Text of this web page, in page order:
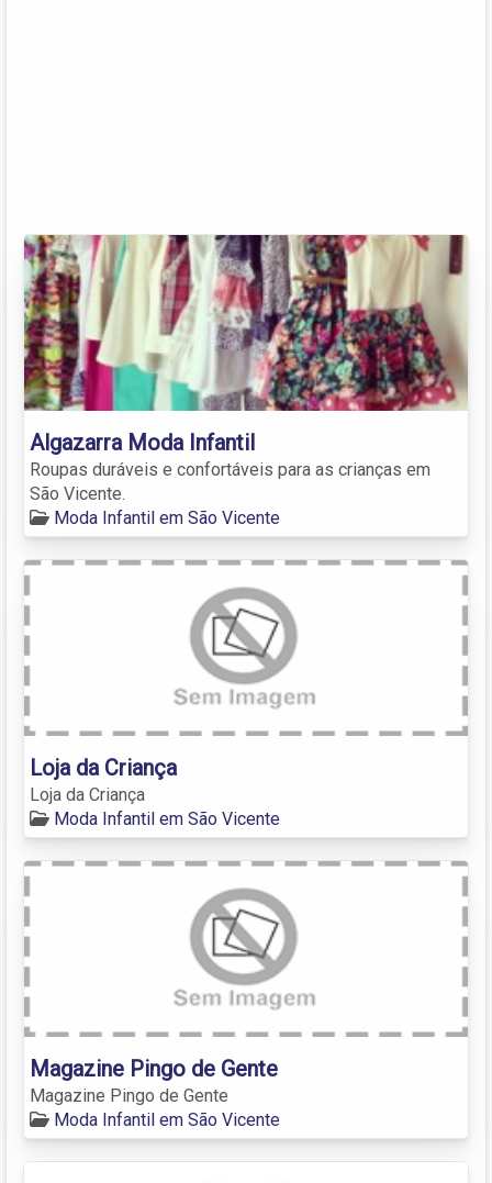
Algazarra Moda Infantil
Roupas duráveis e confortáveis para as crianças em
São Vicente.
Moda Infantil em São Vicente
Loja da Criança
Loja da Criança
Moda Infantil em São Vicente
Magazine Pingo de Gente
Magazine Pingo de Gente
Moda Infantil em São Vicente